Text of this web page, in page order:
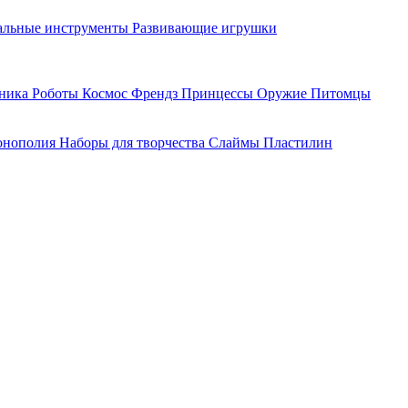
инструменты Развивающие игрушки
Роботы Космос Френдз Принцессы Оружие Питомцы
Наборы для творчества Слаймы Пластилин